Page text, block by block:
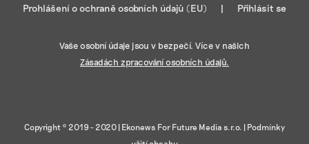
Prohlášení o ochraně osobních údajů (EU)
Přihlásit se
Vaše osobní údaje jsou v bezpečí. Více v našich
Zásadách zpracování osobních údajů.
Copyright © 2019 - 2020 | Ekonews For Future Media s.r.o. | Podmínky